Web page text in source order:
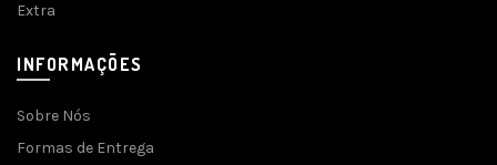
Extra
INFORMAÇÕES
Sobre Nós
Formas de Entrega